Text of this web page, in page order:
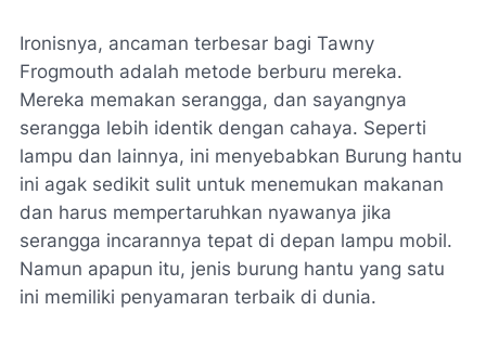
Ironisnya, ancaman terbesar bagi Tawny
Frogmouth adalah metode berburu mereka.
Mereka memakan serangga, dan sayangnya
serangga lebih identik dengan cahaya. Seperti
lampu dan lainnya, ini menyebabkan Burung hantu
ini agak sedikit sulit untuk menemukan makanan
dan harus mempertaruhkan nyawanya jika
serangga incarannya tepat di depan lampu mobil.
Namun apapun itu, jenis burung hantu yang satu
ini memiliki penyamaran terbaik di dunia.